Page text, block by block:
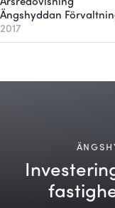
Ängshyddan
2017